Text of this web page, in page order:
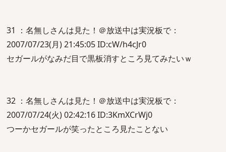
31 ：名無しさんは見た！＠放送中は実況板で：
2007/07/23(月) 21:45:05 ID:cW/h4cJr0
セガールがなみだ目で黒板消すところ見てみたいｗ
32 ：名無しさんは見た！＠放送中は実況板で：
2007/07/24(火) 02:42:16 ID:3KmXCrWj0
つーかセガールが笑ったところ見たことない